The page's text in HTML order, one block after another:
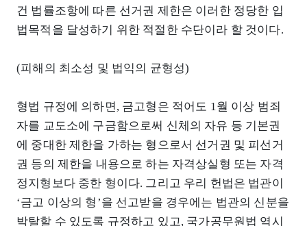
건 법률조항에 따른 선거권 제한은 이러한 정당한 입
법목적을 달성하기 위한 적절한 수단이라 할 것이다.
(피해의 최소성 및 법익의 균형성)
형법 규정에 의하면, 금고형은 적어도 1월 이상 범죄
자를 교도소에 구금함으로써 신체의 자유 등 기본권
에 중대한 제한을 가하는 형으로서 선거권 및 피선거
권 등의 제한을 내용으로 하는 자격상실형 또는 자격
정지형보다 중한 형이다. 그리고 우리 헌법은 법관이
‘금고 이상의 형’을 선고받을 경우에는 법관의 신분을
박탈할 수 있도록 규정하고 있고, 국가공무원법 역시